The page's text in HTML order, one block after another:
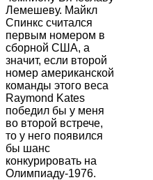
Лемешеву. Майкл
Спинкс считался
первым номером в
сборной США, а
значит, если второй
номер американской
команды этого веса
Raymond Kates
победил бы у меня
во второй встрече,
то у него появился
бы шанс
конкурировать на
Олимпиаду-1976.